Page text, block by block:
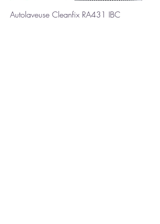
Autolaveuse Cleanfix RA431 IBC